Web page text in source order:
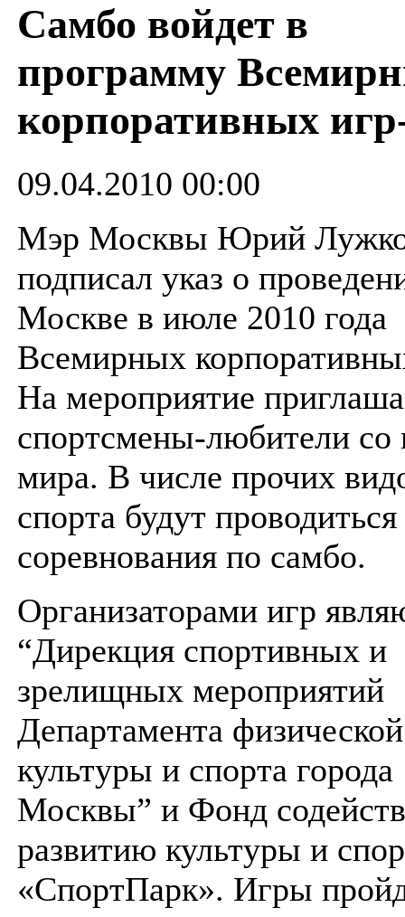
Самбо войдет в
программу
корпоративных
09.04.2010 00:00
Мэр Москвы Юрий
подписал указ о
Москве в июле 2010 года
Всемирных
На мероприятие
спортсмены-любители со
мира. В числе прочих
спорта будут проводиться
соревнования по самбо.
Организаторами игр
“Дирекция спортивных и
зрелищных мероприятий
Департамента физической
культуры и спорта города
Москвы” и Фонд
развитию культуры и
«СпортПарк». Игры